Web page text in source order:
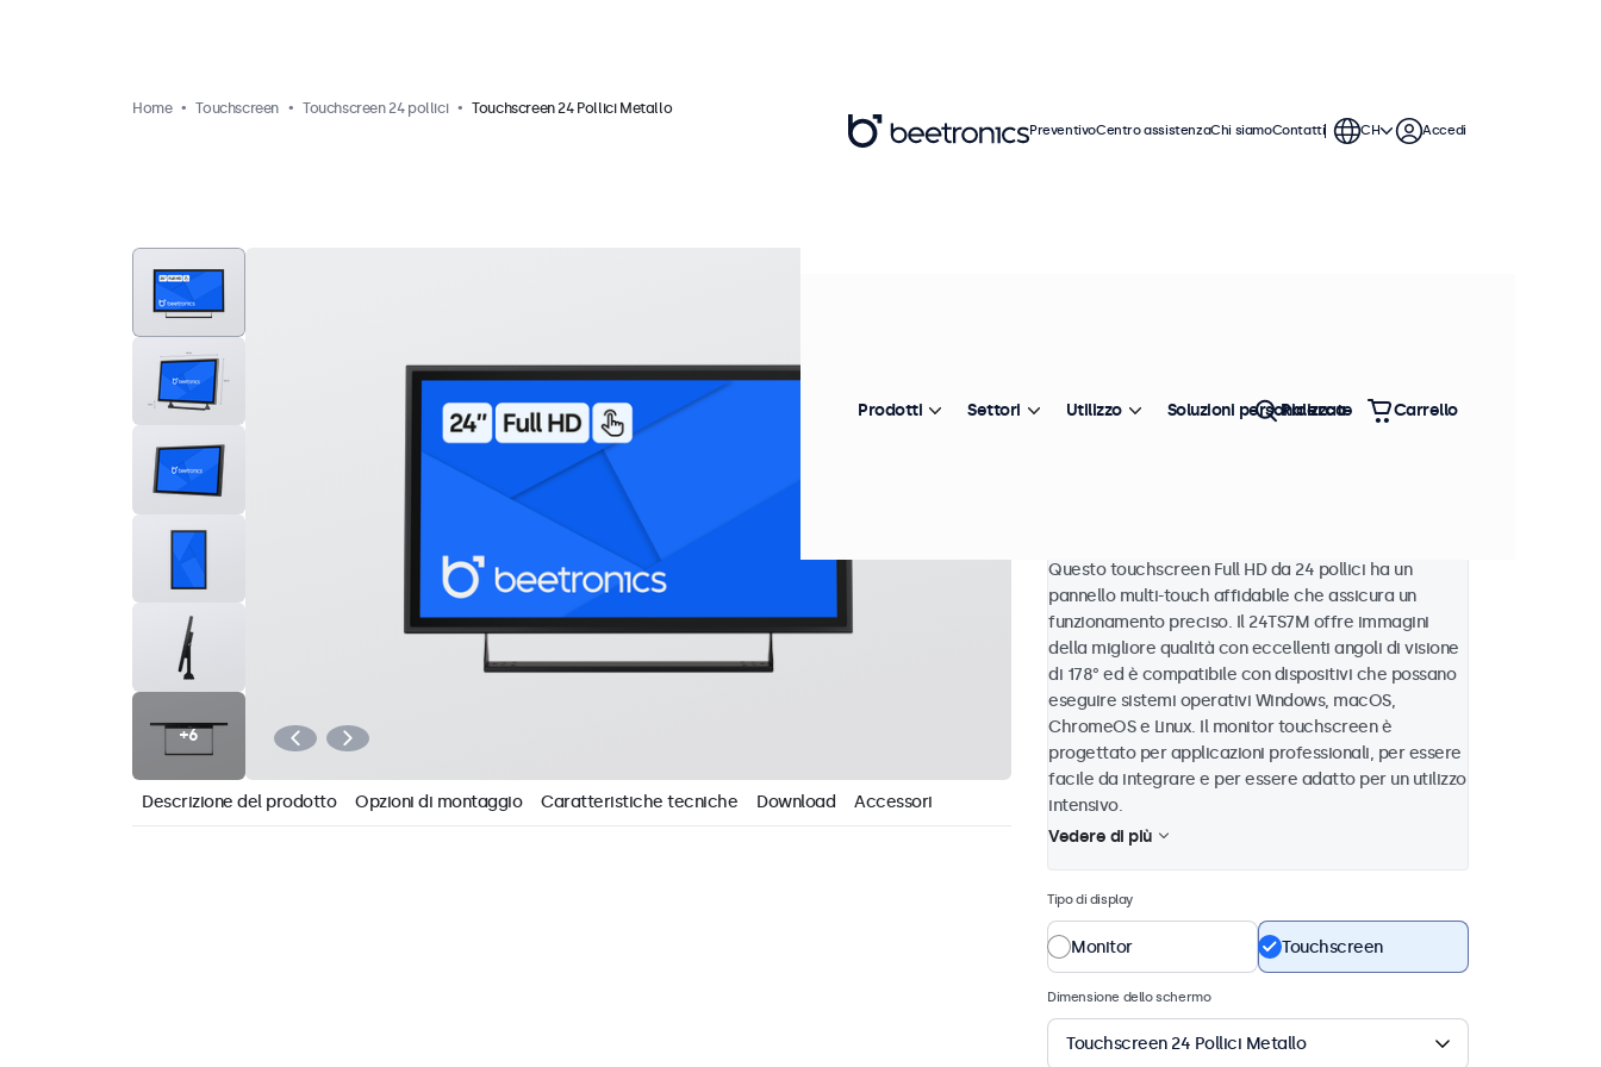
Home Touchscreen Touchscreen 24 pollici Touchscreen 24 Pollici Metallo
Descrizione del prodotto Opzioni di montaggio Caratteristiche tecniche Download Accessori
Informazioni sul prodotto
Questo touchscreen Full HD da 24 pollici ha un
pannello multi-touch affidabile che assicura un
funzionamento preciso. Il 24TS7M offre immagini
della migliore qualità con eccellenti angoli di visione
di 178° ed è compatibile con dispositivi che possano
eseguire sistemi operativi Windows, macOS,
ChromeOS e Linux. Il monitor touchscreen è
progettato per applicazioni professionali, per essere
facile da integrare e per essere adatto per un utilizzo
intensivo.
Vedere di più
Tipo di display
Monitor Touchscreen
Dimensione dello schermo
Touchscreen 24 Pollici Metallo
PreventivoCentro assistenzaChi siamoContatti CH Accedi
Prodotti Settori Utilizzo Soluzioni personalizzate
Ricerca Carrello